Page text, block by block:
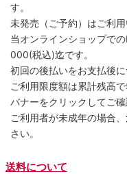
す。
未発売（ご予約）はご利用
当オンラインショップで
000(税込)迄です。
初回の後払いをお支払後
ご利用限度額は累計残高
バナーをクリックしてご確
ご利用者が未成年の場合
さい。
送料について